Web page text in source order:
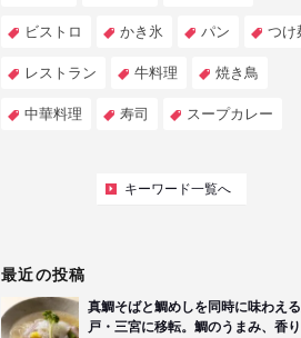
ビストロ かき氷 パン つけ
レストラン 牛料理 焼き鳥
中華料理 寿司 スープカレー
キーワード一覧へ
最近の投稿
真鯛そばと鯛めしを同時に味わえ
戸・三宮に移転。鯛のうまみ、香